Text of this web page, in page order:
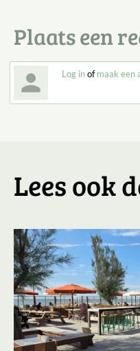
Plaats een
Log inofmaak een
Lees ook